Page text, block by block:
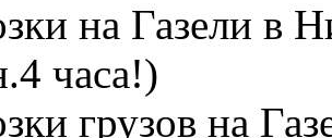
на Газели в
часа!)
грузов на